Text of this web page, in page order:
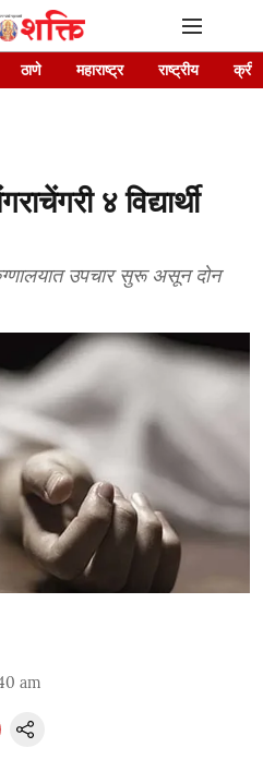
ठाणे महाराष्ट्र राष्ट्रीय
४ विद्यार्थी
रुग्णालयात उपचार सुरू असून दोन
am